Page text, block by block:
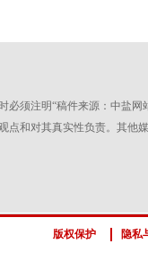
须注明“稿件来源：中盐网站
点和对其真实性负责。其他
版权保护 隐私